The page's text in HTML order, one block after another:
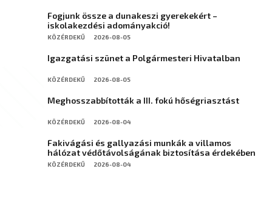
Fogjunk össze a dunakeszi gyerekekért –
iskolakezdési adományakció!
KÖZÉRDEKŰ 2026-08-05
Igazgatási szünet a Polgármesteri Hivatalban
KÖZÉRDEKŰ 2026-08-05
Meghosszabbították a III. fokú hőségriasztást
KÖZÉRDEKŰ 2026-08-04
Fakivágási és gallyazási munkák a villamos
hálózat védőtávolságának biztosítása érdekében
KÖZÉRDEKŰ 2026-08-04